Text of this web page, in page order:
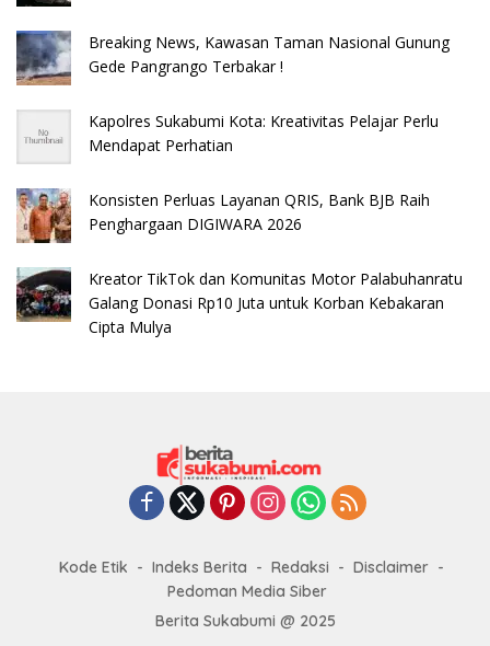
Breaking News, Kawasan Taman Nasional Gunung
Gede Pangrango Terbakar !
Kapolres Sukabumi Kota: Kreativitas Pelajar Perlu
Mendapat Perhatian
Konsisten Perluas Layanan QRIS, Bank BJB Raih
Penghargaan DIGIWARA 2026
Kreator TikTok dan Komunitas Motor Palabuhanratu
Galang Donasi Rp10 Juta untuk Korban Kebakaran
Cipta Mulya
Kode Etik Indeks Berita Redaksi
Disclaimer
Pedoman Media Siber
Berita Sukabumi @ 2025